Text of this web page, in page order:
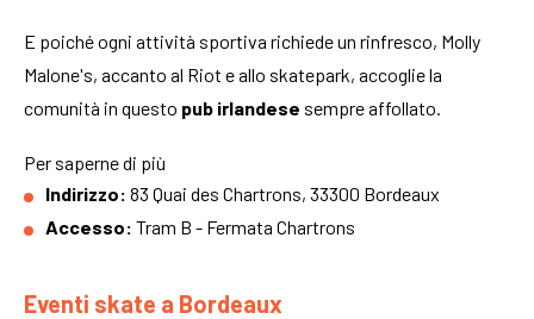
E poiché ogni attività sportiva richiede un rinfresco, Molly
Malone's, accanto al Riot e allo skatepark, accoglie la
comunità in questo pub irlandese sempre affollato.
Per saperne di più
Indirizzo: 83 Quai des Chartrons, 33300 Bordeaux
Accesso: Tram B - Fermata Chartrons
Eventi skate a Bordeaux